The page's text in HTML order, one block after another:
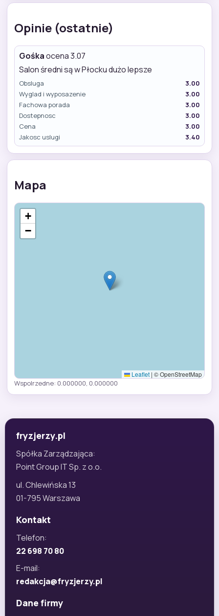
Opinie (ostatnie)
Gośkaocena 3.07
Salon średni są w Płocku dużo lepsze
Obsluga
3.00
Wyglad i wyposazenie
3.00
Fachowa porada
3.00
Dostepnosc
3.00
Cena
3.00
Jakosc uslugi
3.40
Mapa
+
−
Leaflet | © OpenStreetMap
Wspolrzedne: 0.000000, 0.000000
fryzjerzy.pl
Spółka Zarządzająca:
Point Group IT Sp. z o.o.
ul. Chlewińska 13
01-795 Warszawa
Kontakt
Telefon:
22 698 70 80
E-mail:
redakcja@fryzjerzy.pl
Dane firmy